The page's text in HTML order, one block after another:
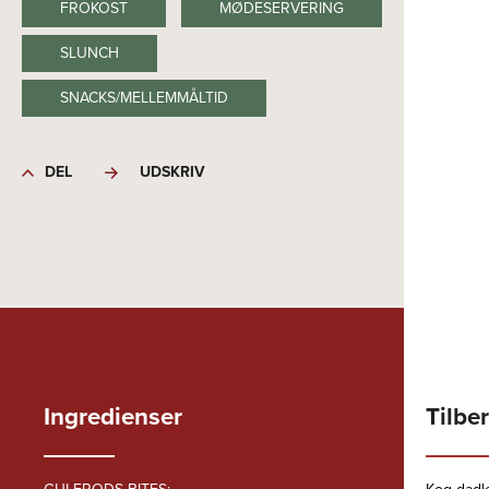
FROKOST
MØDESERVERING
SLUNCH
SNACKS/MELLEMMÅLTID
DEL UDSKRIV
Ingredienser